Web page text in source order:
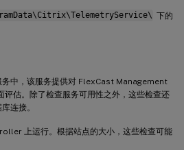
下的
务中，该服务提供对 FlexCast Management
估。除了检查服务可用性之外，这些检查还
连接。
上运行。根据站点的大小，这些检查可能